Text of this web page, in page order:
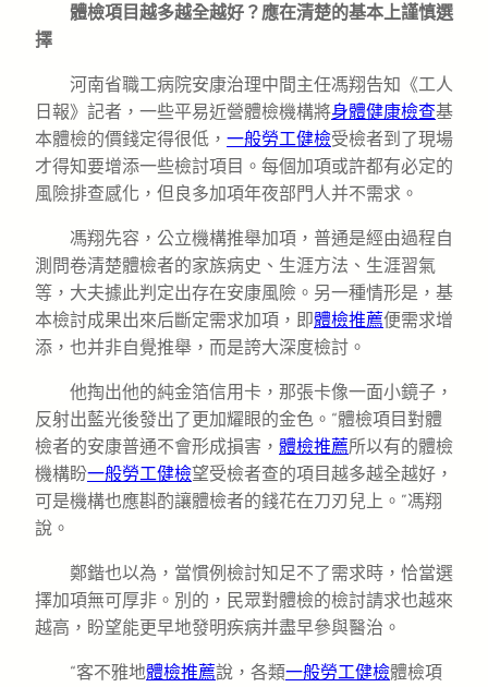
體檢項目越多越全越好？應在清楚的基本上謹慎選
擇
河南省職工病院安康治理中間主任馮翔告知《工人
日報》記者，一些平易近營體檢機構將身體健康檢查基
本體檢的價錢定得很低， 一般勞工健檢受檢者到了現場
才得知要增添一些檢討項目。每個加項或許都有必定的
風險排查感化，但良多加項年夜部門人并不需求。
馮翔先容，公立機構推舉加項，普通是經由過程自
測問卷清楚體檢者的家族病史、生涯方法、生涯習氣
等，大夫據此判定出存在安康風險。另一種情形是，基
本檢討成果出來后斷定需求加項，即體檢推薦便需求增
添，也并非自覺推舉，而是誇大深度檢討。
他掏出他的純金箔信用卡，那張卡像一面小鏡子，
反射出藍光後發出了更加耀眼的金色。“體檢項目對體
檢者的安康普通不會形成損害， 體檢推薦所以有的體檢
機構盼一般勞工健檢望受檢者查的項目越多越全越好，
可是機構也應斟酌讓體檢者的錢花在刀刃兒上。”馮翔
說。
鄭鍇也以為，當慣例檢討知足不了需求時，恰當選
擇加項無可厚非。別的，民眾對體檢的檢討請求也越來
越高，盼望能更早地發明疾病并盡早參與醫治。
“客不雅地體檢推薦說，各類一般勞工健檢體檢項